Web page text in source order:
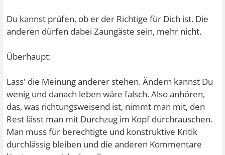
Du kannst prüfen, ob er der Richtige für Dich ist. Die
anderen dürfen dabei Zaungäste sein, mehr nicht.
Überhaupt:
Lass' die Meinung anderer stehen. Ändern kannst Du
wenig und danach leben wäre falsch. Also anhören,
das, was richtungsweisend ist, nimmt man mit, den
Rest lässt man mit Durchzug im Kopf durchrauschen.
Man muss für berechtigte und konstruktive Kritik
durchlässig bleiben und die anderen Kommentare